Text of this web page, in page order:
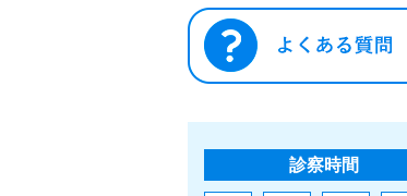
診察時間